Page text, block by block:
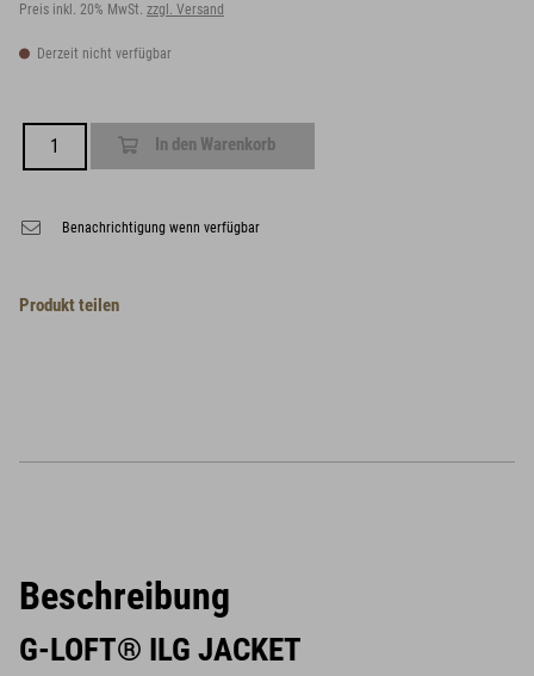
Preis inkl. 20% MwSt. zzgl. Versand
Derzeit nicht verfügbar
In den Warenkorb
Benachrichtigung wenn verfügbar
Produkt teilen
Beschreibung
G-LOFT® ILG JACKET